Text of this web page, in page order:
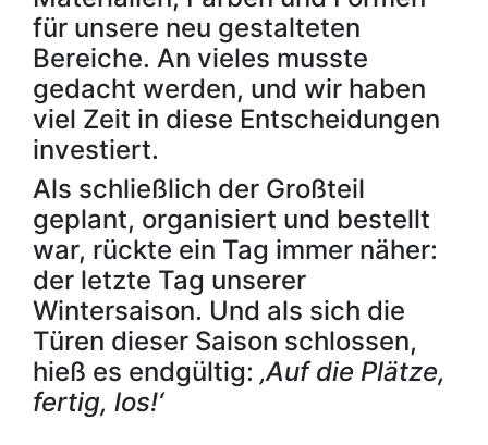
für unsere neu gestalteten
Bereiche. An vieles musste
gedacht werden, und wir haben
viel Zeit in diese Entscheidungen
investiert.
Als schließlich der Großteil
geplant, organisiert und bestellt
war, rückte ein Tag immer näher:
der letzte Tag unserer
Wintersaison. Und als sich die
Türen dieser Saison schlossen,
hieß es endgültig: ‚Auf die Plätze,
fertig, los!‘